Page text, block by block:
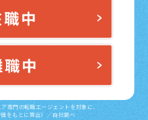
専門の転職エージェントを対象に、
をもとに算出）／自社調べ